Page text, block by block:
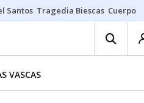
Santos Tragedia Biescas Cuerpo ría
VASCAS